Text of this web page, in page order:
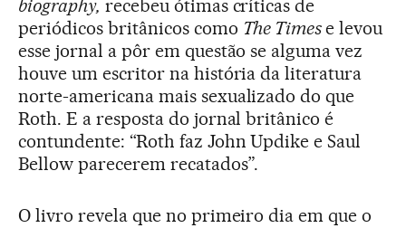
biography, recebeu ótimas críticas de
periódicos britânicos como The Timese levou
esse jornal a pôr em questão se alguma vez
houve um escritor na história da literatura
norte-americana mais sexualizado do que
Roth. E a resposta do jornal britânico é
contundente: “Roth faz John Updike e Saul
Bellow parecerem recatados”.
O livro revela que no primeiro dia em que o